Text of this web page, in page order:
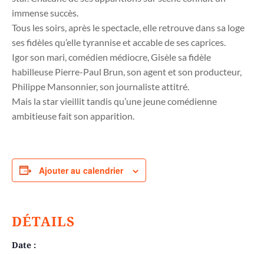
immense succès.
Tous les soirs, après le spectacle, elle retrouve dans sa loge
ses fidèles qu’elle tyrannise et accable de ses caprices.
Igor son mari, comédien médiocre, Gisèle sa fidèle
habilleuse Pierre-Paul Brun, son agent et son producteur,
Philippe Mansonnier, son journaliste attitré.
Mais la star vieillit tandis qu’une jeune comédienne
ambitieuse fait son apparition.
Ajouter au calendrier
DÉTAILS
Date :